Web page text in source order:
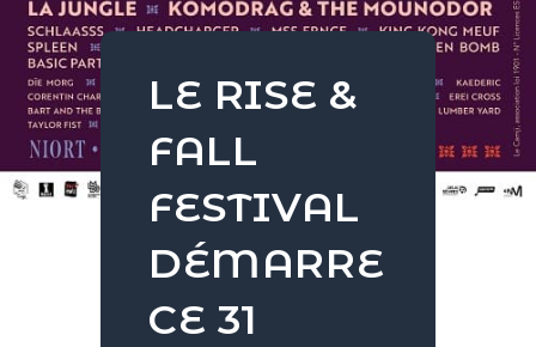
LE RISE &
FALL
FESTIVAL
DÉMARRE
CE 31